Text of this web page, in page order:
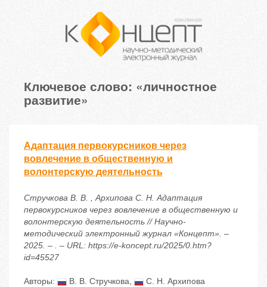
Ключевое слово: «личностное
развитие»
Адаптация первокурсников через
вовлечение в общественную и
волонтерскую деятельность
Стручкова В. В. , Архипова С. Н. Адаптация
первокурсников через вовлечение в общественную и
волонтерскую деятельность // Научно-
методический электронный журнал «Концепт». –
2025. – . – URL: https://e-koncept.ru/2025/0.htm?
id=45527
Авторы: В. В. Стручкова, С. Н. Архипова